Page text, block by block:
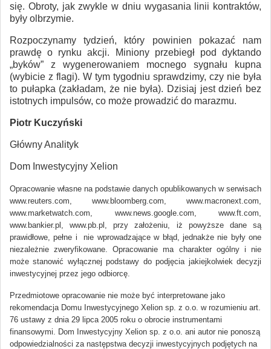
się. Obroty, jak zwykle w dniu wygasania linii kontraktów,
były olbrzymie.
Rozpoczynamy tydzień, który powinien pokazać nam
prawdę o rynku akcji. Miniony przebiegł pod dyktando
„byków” z wygenerowaniem mocnego sygnału kupna
(wybicie z flagi). W tym tygodniu sprawdzimy, czy nie była
to pułapka (zakładam, że nie była). Dzisiaj jest dzień bez
istotnych impulsów, co może prowadzić do marazmu.
Piotr Kuczyński
Główny Analityk
Dom Inwestycyjny Xelion
Opracowanie własne na podstawie danych opublikowanych w serwisach
www.reuters.com, www.bloomberg.com, www.macronext.com,
www.marketwatch.com, www.news.google.com, www.ft.com,
www.bankier.pl, www.pb.pl, przy założeniu, iż powyższe dane są
prawidłowe, pełne i nie wprowadzające w błąd, jednakże nie były one
niezależnie zweryfikowane. Opracowanie ma charakter ogólny i nie
może stanowić wyłącznej podstawy do podjęcia jakiejkolwiek decyzji
inwestycyjnej przez jego odbiorcę.
Przedmiotowe opracowanie nie może być interpretowane jako
rekomendacja Domu Inwestycyjnego Xelion sp. z o.o. w rozumieniu art.
76 ustawy z dnia 29 lipca 2005 roku o obrocie instrumentami
finansowymi. Dom Inwestycyjny Xelion sp. z o.o. ani autor nie ponoszą
odpowiedzialności za następstwa decyzji inwestycyjnych podjętych na